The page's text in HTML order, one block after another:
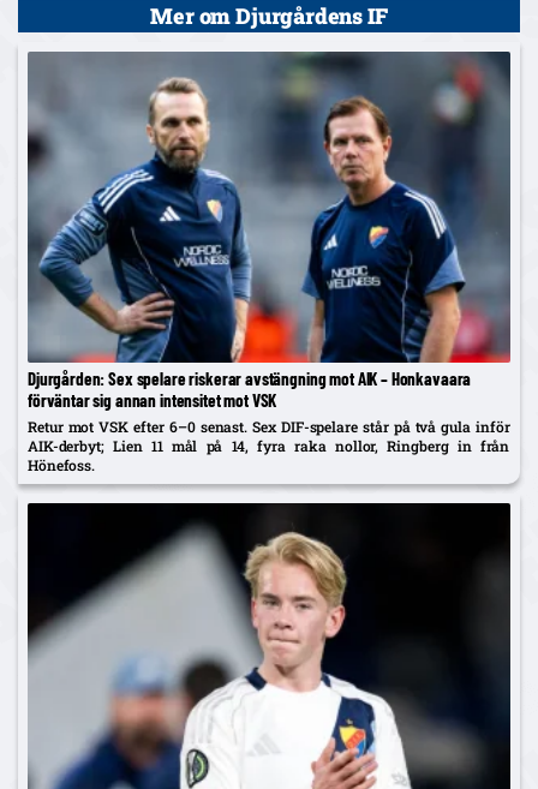
Mer om Djurgårdens IF
Djurgården: Sex spelare riskerar avstängning mot AIK – Honkavaara
förväntar sig annan intensitet mot VSK
Retur mot VSK efter 6–0 senast. Sex DIF-spelare står på två gula inför
AIK-derbyt; Lien 11 mål på 14, fyra raka nollor, Ringberg in från
Hönefoss.